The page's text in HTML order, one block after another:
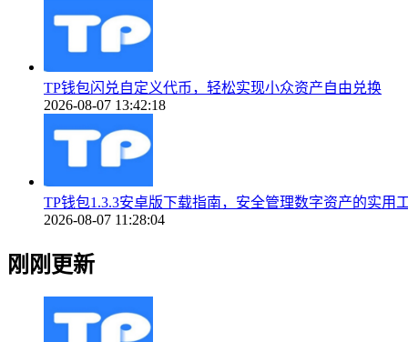
TP钱包闪兑自定义代币，轻松实现小众资产自由兑换
2026-08-07 13:42:18
TP钱包1.3.3安卓版下载指南，安全管理数字资产的实用
2026-08-07 11:28:04
刚刚更新